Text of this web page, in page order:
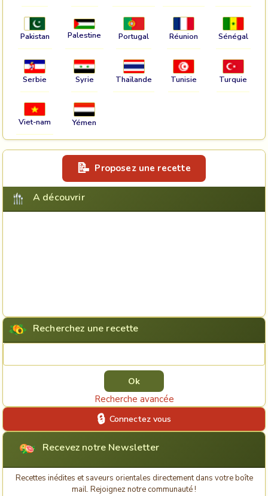
Pakistan Palestine Portugal Réunion Sénégal
Serbie Syrie Thaïlande Tunisie Turquie
Viet-nam Yémen
Proposez une recette
A découvrir
Recherchez une recette
Recherche avancée
Connectez vous
Recevez notre Newsletter
Recettes inédites et saveurs orientales directement dans votre boîte
mail. Rejoignez notre communauté !